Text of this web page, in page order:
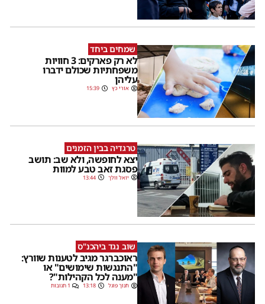
שמחים ביחד
לא רק פארקים: 3 חוויות
משפחתיות שכולם ידברו
עליהן
אורי כץ 15:39
טרגדיה בבין הזמנים
יצא לחופשה, ולא שב: תושב
פסגת זאב טבע למוות
יואל וולך 13:44
שוב נגד ביהכנ"ס
ראוכברגר מגיב לטענות שוורץ:
"התנגשות שימושים" או
"מענה לכל הקהילות"?
חנוך פוגל 13:18 1 תגובות